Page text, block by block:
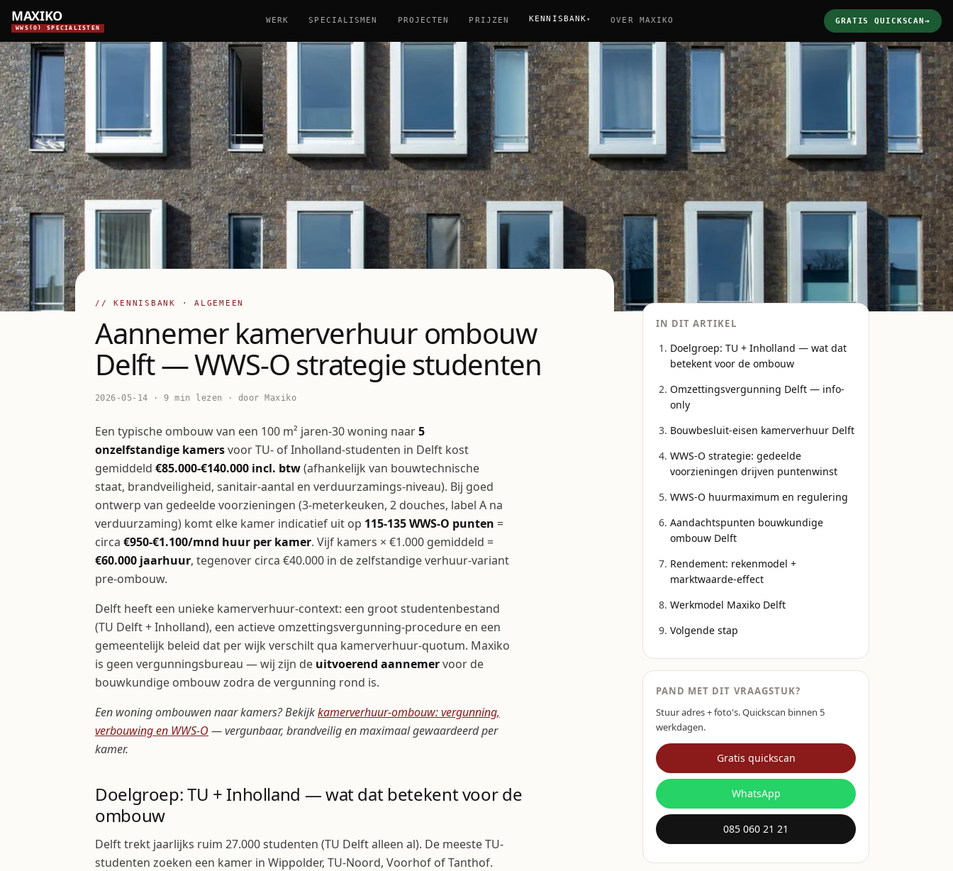
MAXIKO
WWS(O) SPECIALISTEN
WERK SPECIALISMEN PROJECTEN PRIJZEN KENNISBANK ▾ OVER MAXIKO GRATIS QUICKSCAN→
// KENNISBANK · ALGEMEEN
Aannemer kamerverhuur ombouw
Delft — WWS-O strategie studenten
2026-05-14 · 9 min lezen · door Maxiko
Een typische ombouw van een 100 m² jaren-30 woning naar5
onzelfstandige kamersvoor TU- of Inholland-studenten in Delft kost
gemiddeld €85.000-€140.000 incl. btw(afhankelijk van bouwtechnische
staat, brandveiligheid, sanitair-aantal en verduurzamings-niveau). Bij goed
ontwerp van gedeelde voorzieningen (3-meterkeuken, 2 douches, label A na
verduurzaming) komt elke kamer indicatief uit op 115-135 WWS-O punten =
circa €950-€1.100/mnd huur per kamer. Vijf kamers × €1.000 gemiddeld =
€60.000 jaarhuur, tegenover circa €40.000 in de zelfstandige verhuur-variant
pre-ombouw.
Delft heeft een unieke kamerverhuur-context: een groot studentenbestand
(TU Delft + Inholland), een actieve omzettingsvergunning-procedure en een
gemeentelijk beleid dat per wijk verschilt qua kamerverhuur-quotum. Maxiko
is geen vergunningsbureau — wij zijn de uitvoerend aannemervoor de
bouwkundige ombouw zodra de vergunning rond is.
Een woning ombouwen naar kamers? Bekijkkamerverhuur-ombouw: vergunning,
verbouwing en WWS-O — vergunbaar, brandveilig en maximaal gewaardeerd per
kamer.
Doelgroep: TU + Inholland — wat dat betekent voor de
ombouw
Delft trekt jaarlijks ruim 27.000 studenten (TU Delft alleen al). De meeste TU-
studenten zoeken een kamer in Wippolder, TU-Noord, Voorhof of Tanthof.
IN DIT ARTIKEL
Doelgroep: TU + Inholland — wat dat
betekent voor de ombouw
Omzettingsvergunning Delft — info-
only
Bouwbesluit-eisen kamerverhuur Delft
WWS-O strategie: gedeelde
voorzieningen drijven puntenwinst
WWS-O huurmaximum en regulering
Aandachtspunten bouwkundige
ombouw Delft
Rendement: rekenmodel +
marktwaarde-effect
Werkmodel Maxiko Delft
Volgende stap
PAND MET DIT VRAAGSTUK?
Stuur adres + foto's. Quickscan binnen 5
werkdagen.
Gratis quickscan
WhatsApp
085 060 21 21